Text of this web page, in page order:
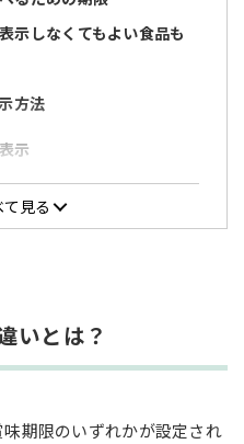
示しなくてもよい食品も
方法
示
方法は？
さと食品添加物の関係性
見る
いとは？
期限のいずれかが設定され